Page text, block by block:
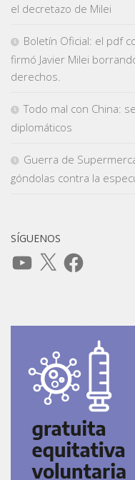
el decretazo de Milei
Boletín Oficial: el pdf
firmó Javier Milei
derechos.
Todo mal con China:
diplomáticos
Guerra de
góndolas contra la
SÍGUENOS
YouTube
X Facebook